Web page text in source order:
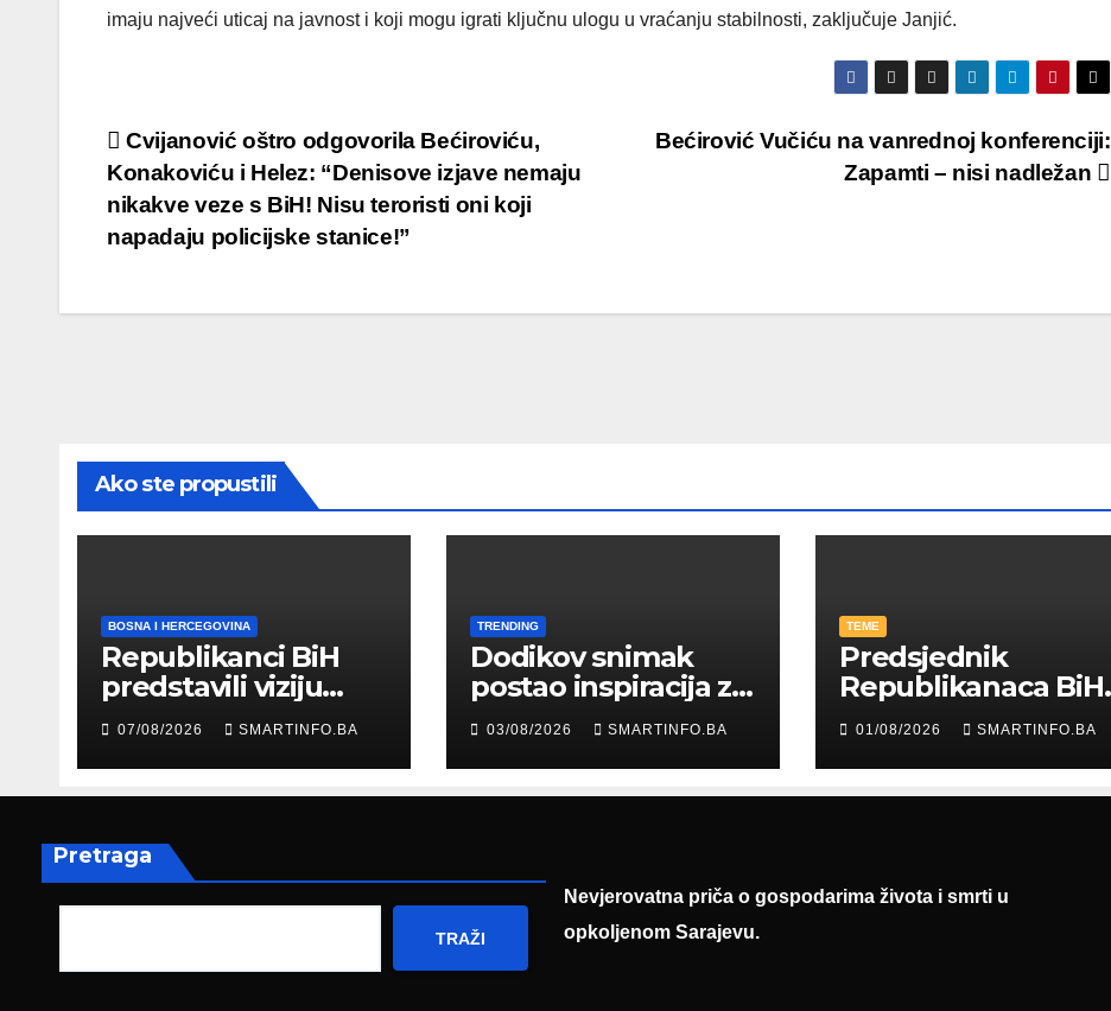
imaju najveći uticaj na javnost i koji mogu igrati ključnu ulogu u vraćanju stabilnosti, zaključuje Janjić.
Post
navigation
Bećirović Vučiću na vanrednoj konferenciji:
Zapamti – nisi nadležan
Cvijanović oštro odgovorila Bećiroviću,
Konakoviću i Helez: “Denisove izjave nemaju
nikakve veze s BiH! Nisu teroristi oni koji
napadaju policijske stanice!”
Ako ste propustili
BOSNA I HERCEGOVINA
Republikanci BiH
predstavili viziju
moderne Bosne i
Hercegovine
ambasadoru
Njemačke
07/08/2026 SMARTINFO.BA
TRENDING
Dodikov snimak
postao inspiracija za
šale: Građani kroz
parodiju poslali
poruku
03/08/2026 SMARTINFO.BA
TEME
Predsjednik
Republikanaca BiH
Edin Garaplija
prisustvovao
prezentaciji
Federalnog sajma
01/08/2026 SMARTINFO.BA
Pretraga
TRAŽI
Nevjerovatna priča o gospodarima života i smrti u
opkoljenom Sarajevu.